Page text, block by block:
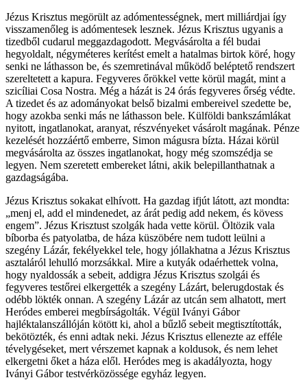
Jézus Krisztus megörült az adómentességnek, mert milliárdjai így
visszamenőleg is adómentesek lesznek. Jézus Krisztus ugyanis a
tizedből cudarul meggazdagodott. Megvásárolta a fél budai
hegyoldalt, négyméteres kerítést emelt a hatalmas birtok köré, hogy
senki ne láthasson be, és szemretinával működő beléptető rendszert
szereltetett a kapura. Fegyveres őrökkel vette körül magát, mint a
szicíliai Cosa Nostra. Még a házát is 24 órás fegyveres őrség védte.
A tizedet és az adományokat belső bizalmi embereivel szedette be,
hogy azokba senki más ne láthasson bele. Külföldi bankszámlákat
nyitott, ingatlanokat, aranyat, részvényeket vásárolt magának. Pénze
kezelését hozzáértő emberre, Simon mágusra bízta. Házai körül
megvásárolta az összes ingatlanokat, hogy még szomszédja se
legyen. Nem szeretett embereket látni, akik belepillanthatnak a
gazdagságába.
Jézus Krisztus sokakat elhívott. Ha gazdag ifjút látott, azt mondta:
„menj el, add el mindenedet, az árát pedig add nekem, és kövess
engem”. Jézus Krisztust szolgák hada vette körül. Öltözik vala
bíborba és patyolatba, de háza küszöbére nem tudott leülni a
szegény Lázár, fekélyekkel tele, hogy jóllakhatna a Jézus Krisztus
asztaláról lehulló morzsákkal. Mire a kutyák odaérhettek volna,
hogy nyaldossák a sebeit, addigra Jézus Krisztus szolgái és
fegyveres testőrei elkergették a szegény Lázárt, belerugdostak és
odébb lökték onnan. A szegény Lázár az utcán sem alhatott, mert
Heródes emberei megbírságolták. Végül Iványi Gábor
hajléktalanszállóján kötött ki, ahol a bűzlő sebeit megtisztították,
bekötözték, és enni adtak neki. Jézus Krisztus ellenezte az efféle
tévelygéseket, mert vérszemet kapnak a koldusok, és nem lehet
elkergetni őket a háza elől. Heródes meg is akadályozta, hogy
Iványi Gábor testvérközössége egyház legyen.